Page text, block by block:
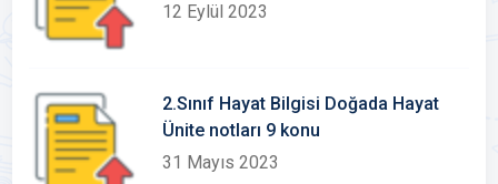
12 Eylül 2023
2.Sınıf Hayat Bilgisi Doğada Hayat
Ünite notları 9 konu
31 Mayıs 2023